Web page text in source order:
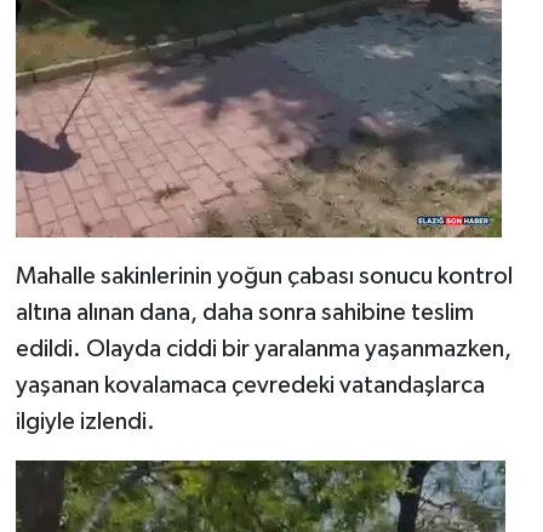
Mahalle sakinlerinin yoğun çabası sonucu kontrol
altına alınan dana, daha sonra sahibine teslim
edildi. Olayda ciddi bir yaralanma yaşanmazken,
yaşanan kovalamaca çevredeki vatandaşlarca
ilgiyle izlendi.